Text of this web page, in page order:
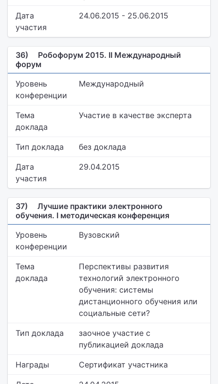
Дата
участия
24.06.2015 - 25.06.2015
36)
Робофорум 2015. II Международный
форум
Уровень
конференции
Международный
Тема
доклада
Участие в качестве эксперта
Тип доклада без доклада
Дата
участия
29.04.2015
37)
Лучшие практики электронного
обучения. I методическая конференция
Уровень
конференции
Вузовский
Тема
доклада
Перспективы развития
технологий электронного
обучения: системы
дистанционного обучения или
социальные сети?
Тип доклада
заочное участие с
публикацией доклада
Награды Сертификат участника